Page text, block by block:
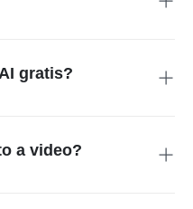
gratis?
a video?